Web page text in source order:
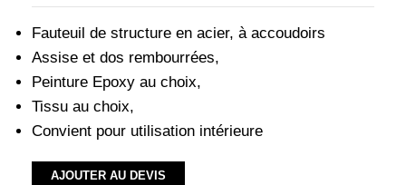
Fauteuil de structure en acier, à accoudoirs
Assise et dos rembourrées,
Peinture Epoxy au choix,
Tissu au choix,
Convient pour utilisation intérieure
AJOUTER AU DEVIS